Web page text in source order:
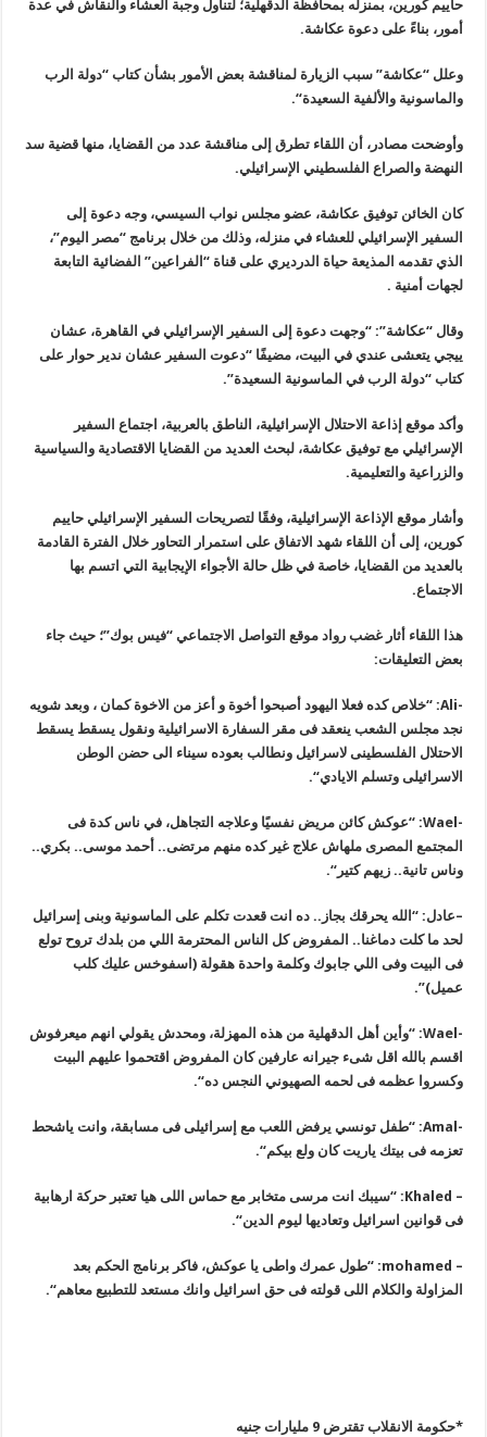
حاييم كورين، بمنزله بمحافظة الدقهلية؛ لتناول وجبة العشاء والنقاش في عدة
أمور، بناءً على دعوة عكاشة.
وعلل “عكاشة” سبب الزيارة لمناقشة بعض الأمور بشأن كتاب “دولة الرب
والماسونية والألفية السعيدة“.
وأوضحت مصادر، أن اللقاء تطرق إلى مناقشة عدد من القضايا، منها قضية سد
النهضة والصراع الفلسطيني الإسرائيلي.
كان الخائن توفيق عكاشة، عضو مجلس نواب السيسي، وجه دعوة إلى
السفير الإسرائيلي للعشاء في منزله، وذلك من خلال برنامج “مصر اليوم”،
الذي تقدمه المذيعة حياة الدرديري على قناة “الفراعين” الفضائية التابعة
لجهات أمنية .
وقال “عكاشة”: “وجهت دعوة إلى السفير الإسرائيلي في القاهرة، عشان
ييجي يتعشى عندي في البيت، مضيفًا “دعوت السفير عشان ندير حوار على
كتاب “دولة الرب في الماسونية السعيدة”.
وأكد موقع إذاعة الاحتلال الإسرائيلية، الناطق بالعربية، اجتماع السفير
الإسرائيلي مع توفيق عكاشة، لبحث العديد من القضايا الاقتصادية والسياسية
والزراعية والتعليمية.
وأشار موقع الإذاعة الإسرائيلية، وفقًا لتصريحات السفير الإسرائيلي حاييم
كورين، إلى أن اللقاء شهد الاتفاق على استمرار التحاور خلال الفترة القادمة
بالعديد من القضايا، خاصة في ظل حالة الأجواء الإيجابية التي اتسم بها
الاجتماع.
هذا اللقاء أثار غضب رواد موقع التواصل الاجتماعي “فيس بوك”؛ حيث جاء
بعض التعليقات:
-Ali: “
خلاص كده فعلا اليهود أصبحوا أخوة و أعز من اﻻخوة كمان ، وبعد شويه
نجد مجلس الشعب ينعقد فى مقر السفارة اﻻسرائيلية ونقول يسقط يسقط
اﻻحتلال الفلسطينى لاسرائيل ونطالب بعوده سيناء الى حضن الوطن
اﻻسرائيلى وتسلم الايادي“.
-Wael: “
عوكش كائن مريض نفسيًا وعلاجه التجاهل، في ناس كدة فى
المجتمع المصرى ملهاش علاج غير كده منهم مرتضى.. أحمد موسى.. بكري..
وناس تانية.. زيهم كتير“.
–عادل: “الله يحرقك بجاز.. ده انت قعدت تكلم على الماسونية وبنى إسرائيل
لحد ما كلت دماغنا.. المفروض كل الناس المحترمة اللي من بلدك تروح تولع
فى البيت وفى اللي جابوك وكلمة واحدة هقولة (اسفوخس عليك كلب
عميل)”.
-Wael: “
وأين أهل الدقهلية من هذه المهزلة، ومحدش يقولي انهم ميعرفوش
اقسم بالله اقل شىء جيرانه عارفين كان المفروض اقتحموا عليهم البيت
وكسروا عظمه فى لحمه الصهيوني النجس ده“.
-Amal: “
طفل تونسي يرفض اللعب مع إسرائيلى فى مسابقة، وانت ياشحط
تعزمه فى بيتك ياريت كان ولع بيكم“.
– Khaled: “
سيبك انت مرسى متخابر مع حماس اللى هيا تعتبر حركة ارهابية
فى قوانين اسرائيل وتعاديها ليوم الدين“.
– mohamed: “
طول عمرك واطى يا عوكش، فاكر برنامج الحكم بعد
المزاولة والكلام اللى قولته فى حق اسرائيل وانك مستعد للتطبيع معاهم“.
*حكومة الانقلاب تقترض 9 مليارات جنيه